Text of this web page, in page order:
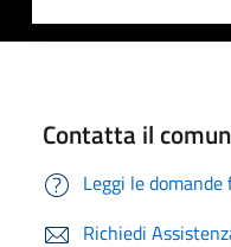
Contatta il
Leggi le
Richiedi